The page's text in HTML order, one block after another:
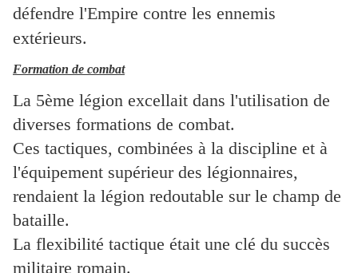
défendre l'Empire contre les ennemis
extérieurs.
Formation de combat
La 5ème légion excellait dans l'utilisation de
diverses formations de combat.
Ces tactiques, combinées à la discipline et à
l'équipement supérieur des légionnaires,
rendaient la légion redoutable sur le champ de
bataille.
La flexibilité tactique était une clé du succès
militaire romain.